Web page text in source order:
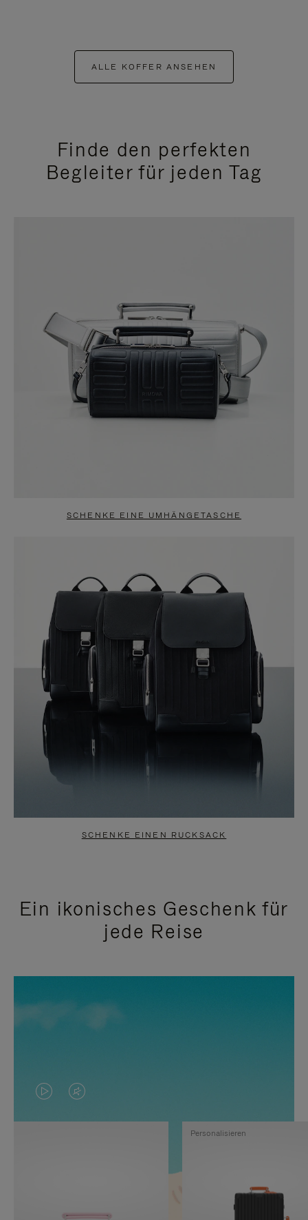
ALLE KOFFER ANSEHEN
Finde den perfekten
Begleiter für jeden Tag
SCHENKE EINE UMHÄNGETASCHE
SCHENKE EINEN RUCKSACK
Ein ikonisches Geschenk für
jede Reise
DAS
VIDEO
VIDEO
IST
Personalisieren